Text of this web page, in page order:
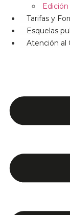
Tarifas y
Esquelas
Atención al